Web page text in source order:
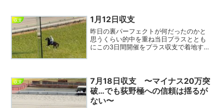
スが終了すると...
収支 1月12日収支
昨日の裏パーフェクトが何だったのかと
思うくらい的中を重ね当日プラスととも
にこの3日間開催をプラス収支で着地する
だったが）、エ...
収支
7月18日収支 〜マイナス20万突
破…でも荻野極への信頼は揺るが
ない〜